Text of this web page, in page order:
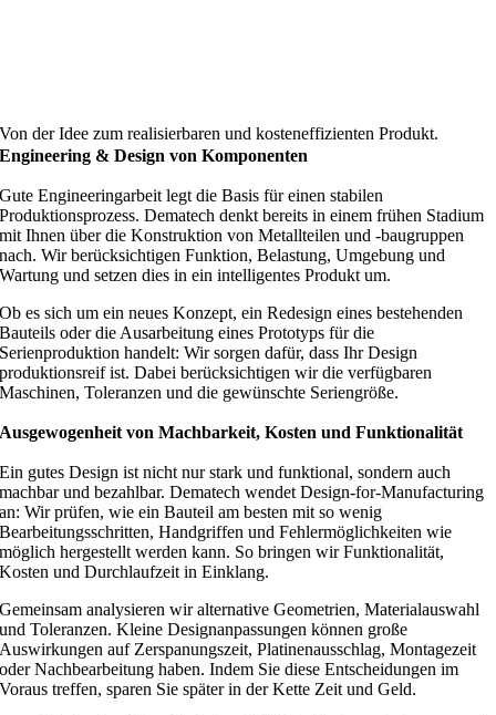
Von der Idee zum realisierbaren und kosteneffizienten Produkt.
Engineering & Design von Komponenten
Gute Engineeringarbeit legt die Basis für einen stabilen
Produktionsprozess. Dematech denkt bereits in einem frühen Stadium
mit Ihnen über die Konstruktion von Metallteilen und -baugruppen
nach. Wir berücksichtigen Funktion, Belastung, Umgebung und
Wartung und setzen dies in ein intelligentes Produkt um.
Ob es sich um ein neues Konzept, ein Redesign eines bestehenden
Bauteils oder die Ausarbeitung eines Prototyps für die
Serienproduktion handelt: Wir sorgen dafür, dass Ihr Design
produktionsreif ist. Dabei berücksichtigen wir die verfügbaren
Maschinen, Toleranzen und die gewünschte Seriengröße.
Ausgewogenheit von Machbarkeit, Kosten und Funktionalität
Ein gutes Design ist nicht nur stark und funktional, sondern auch
machbar und bezahlbar. Dematech wendet Design-for-Manufacturing
an: Wir prüfen, wie ein Bauteil am besten mit so wenig
Bearbeitungsschritten, Handgriffen und Fehlermöglichkeiten wie
möglich hergestellt werden kann. So bringen wir Funktionalität,
Kosten und Durchlaufzeit in Einklang.
Gemeinsam analysieren wir alternative Geometrien, Materialauswahl
und Toleranzen. Kleine Designanpassungen können große
Auswirkungen auf Zerspanungszeit, Platinenausschlag, Montagezeit
oder Nachbearbeitung haben. Indem Sie diese Entscheidungen im
Voraus treffen, sparen Sie später in der Kette Zeit und Geld.